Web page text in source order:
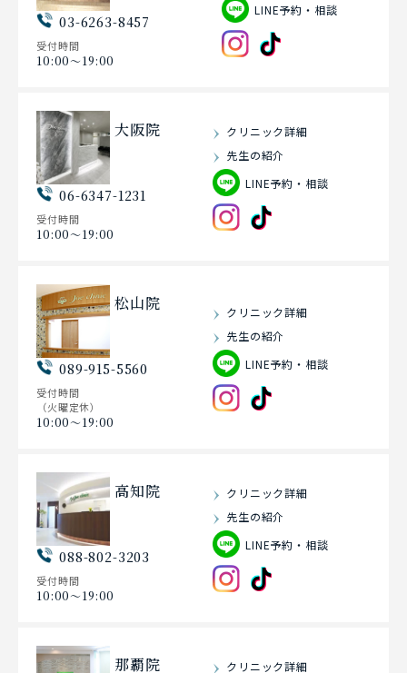
03-6263-8457
受付時間
10:00〜19:00
LINE予約・相談
大阪院
06-6347-1231
受付時間
10:00〜19:00
クリニック詳細
先生の紹介
LINE予約・相談
松山院
089-915-5560
受付時間
（火曜定休）
10:00〜19:00
クリニック詳細
先生の紹介
LINE予約・相談
高知院
088-802-3203
受付時間
10:00〜19:00
クリニック詳細
先生の紹介
LINE予約・相談
那覇院 クリニック詳細